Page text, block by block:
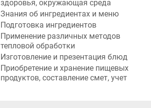
Подготовка ингредиентов
Применение различных методов
тепловой обработки
Изготовление и презентация блюд
Приобретение и хранение пищевых
продуктов, составление смет, учет